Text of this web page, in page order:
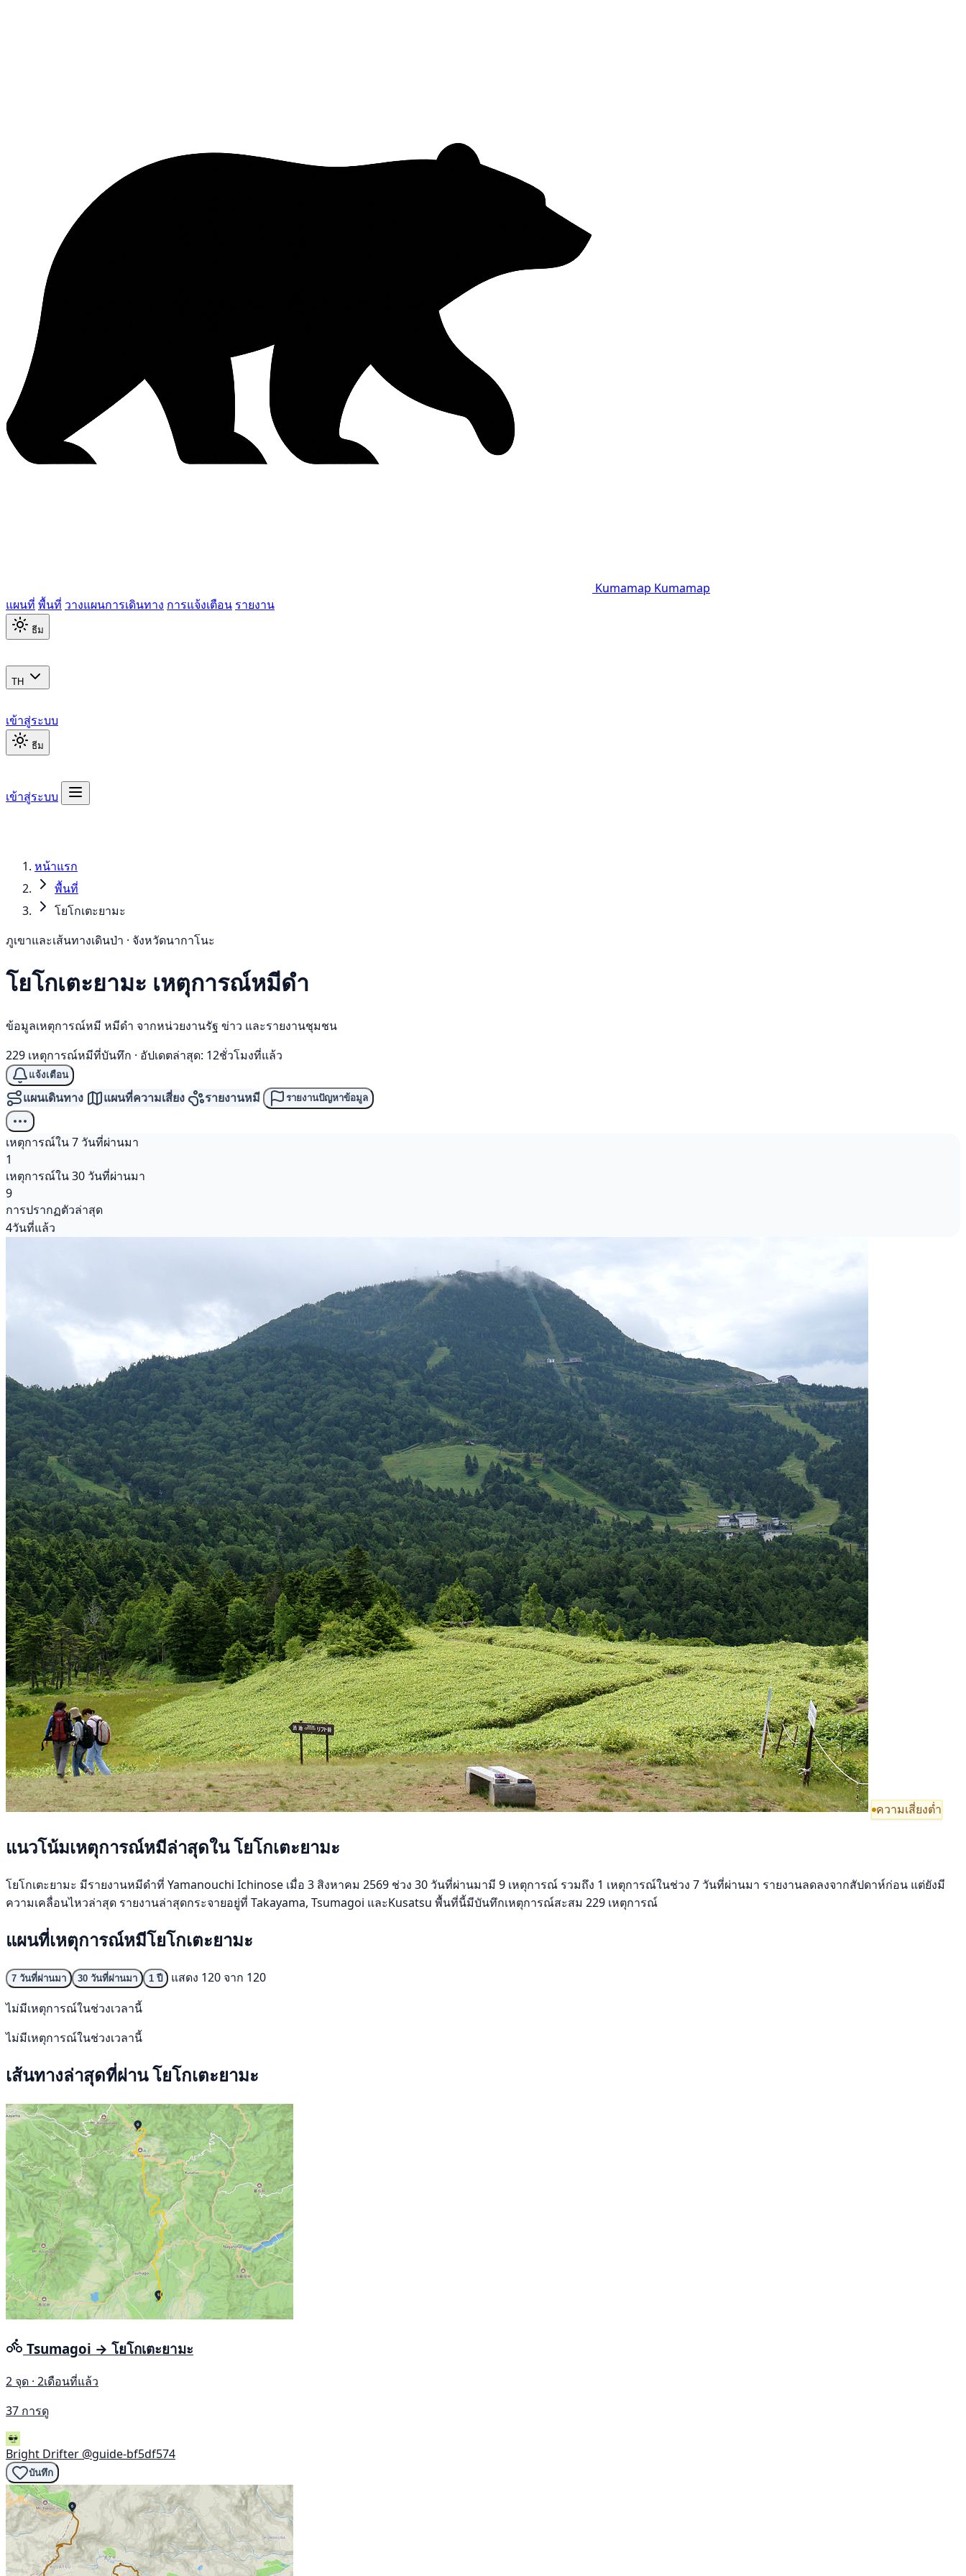
Kumamap Kumamap
แผนที่ พื้นที่ วางแผนการเดินทาง การแจ้งเตือน รายงาน
ธีม
TH
เข้าสู่ระบบ
ธีม
เข้าสู่ระบบ
หน้าแรก
พื้นที่
โยโกเตะยามะ
ภูเขาและเส้นทางเดินป่า · จังหวัดนากาโนะ
โยโกเตะยามะ เหตุการณ์หมีดำ
ข้อมูลเหตุการณ์หมี หมีดำ จากหน่วยงานรัฐ ข่าว และรายงานชุมชน
229 เหตุการณ์หมีที่บันทึก · อัปเดตล่าสุด: 12ชั่วโมงที่แล้ว
แจ้งเตือน
แผนเดินทาง แผนที่ความเสี่ยง รายงานหมี รายงานปัญหาข้อมูล
เหตุการณ์ใน 7 วันที่ผ่านมา
1
เหตุการณ์ใน 30 วันที่ผ่านมา
9
การปรากฏตัวล่าสุด
4วันที่แล้ว
ความเสี่ยงต่ำ
แนวโน้มเหตุการณ์หมีล่าสุดใน โยโกเตะยามะ
โยโกเตะยามะ มีรายงานหมีดำที่ Yamanouchi Ichinose เมื่อ 3 สิงหาคม 2569 ช่วง 30 วันที่ผ่านมามี 9 เหตุการณ์ รวมถึง 1 เหตุการณ์ในช่วง 7 วันที่ผ่านมา รายงานลดลงจากสัปดาห์ก่อน แต่ยังมี
ความเคลื่อนไหวล่าสุด รายงานล่าสุดกระจายอยู่ที่ Takayama, Tsumagoi และKusatsu พื้นที่นี้มีบันทึกเหตุการณ์สะสม 229 เหตุการณ์
แผนที่เหตุการณ์หมีโยโกเตะยามะ
7 วันที่ผ่านมา 30 วันที่ผ่านมา 1 ปี
แสดง 120 จาก 120
ไม่มีเหตุการณ์ในช่วงเวลานี้
ไม่มีเหตุการณ์ในช่วงเวลานี้
เส้นทางล่าสุดที่ผ่าน โยโกเตะยามะ
Tsumagoi → โยโกเตะยามะ
2 จุด · 2เดือนที่แล้ว
37 การดู
Bright Drifter @guide-bf5df574
บันทึก